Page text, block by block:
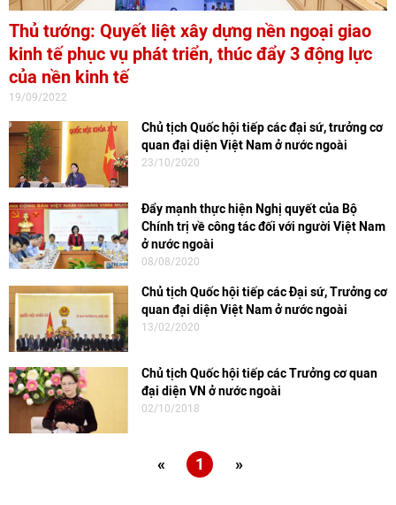
Thủ tướng: Quyết liệt xây dựng nền ngoại giao
kinh tế phục vụ phát triển, thúc đẩy 3 động lực
của nền kinh tế
19/09/2022
Chủ tịch Quốc hội tiếp các đại sứ, trưởng cơ
quan đại diện Việt Nam ở nước ngoài
23/10/2020
Đẩy mạnh thực hiện Nghị quyết của Bộ
Chính trị về công tác đối với người Việt Nam
ở nước ngoài
08/08/2020
Chủ tịch Quốc hội tiếp các Đại sứ, Trưởng cơ
quan đại diện Việt Nam ở nước ngoài
13/02/2020
Chủ tịch Quốc hội tiếp các Trưởng cơ quan
đại diện VN ở nước ngoài
02/10/2018
« 1 »